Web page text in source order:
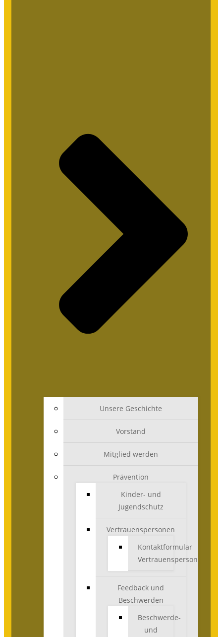
Unsere Geschichte
Vorstand
Mitglied werden
Prävention
Kinder- und
Jugendschutz
Vertrauenspersonen
Kontaktformular
Vertrauensperson
Feedback und
Beschwerden
Beschwerde-
und